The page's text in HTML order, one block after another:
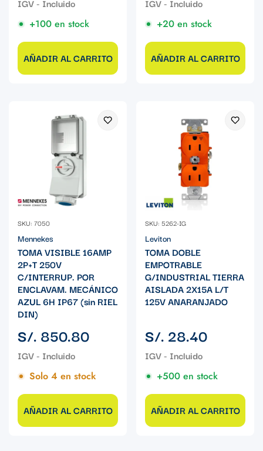
+100 en stock
AÑADIR AL CARRITO
+20 en stock
AÑADIR AL CARRITO
SKU: 7050
Mennekes
TOMA VISIBLE 16AMP
2P+T 250V
C/INTERRUP. POR
ENCLAVAM. MECÁNICO
AZUL 6H IP67 (sin RIEL
DIN)
Precio
regular
S/. 850.80
Solo 4 en stock
AÑADIR AL CARRITO
SKU: 5262-IG
Leviton
TOMA DOBLE
EMPOTRABLE
G/INDUSTRIAL TIERRA
AISLADA 2X15A L/T
125V ANARANJADO
Precio
regular
S/. 28.40
+500 en stock
AÑADIR AL CARRITO